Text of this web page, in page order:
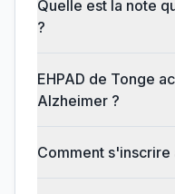
Quelle est la note
?
EHPAD de Tonge
Alzheimer ?
Comment s'inscrire